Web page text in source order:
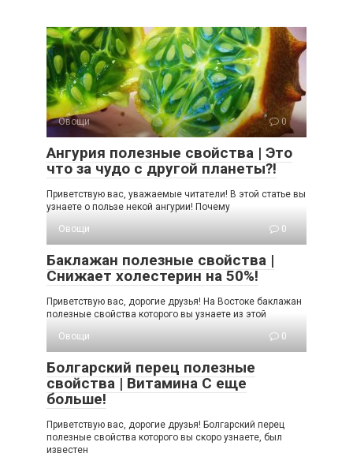
Овощи 0
Ангурия полезные свойства | Это
что за чудо с другой планеты?!
Приветствую вас, уважаемые читатели! В этой статье вы
узнаете о пользе некой ангурии! Почему
Овощи
0
Баклажан полезные свойства |
Снижает холестерин на 50%!
Приветствую вас, дорогие друзья! На Востоке баклажан
полезные свойства которого вы узнаете из этой
Овощи
0
Болгарский перец полезные
свойства | Витамина С еще
больше!
Приветствую вас, дорогие друзья! Болгарский перец
полезные свойства которого вы скоро узнаете, был
известен